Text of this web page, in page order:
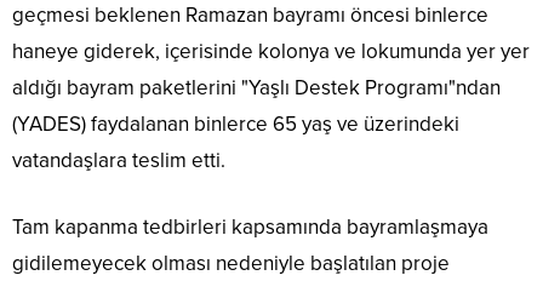
geçmesi beklenen Ramazan bayramı öncesi binlerce
haneye giderek, içerisinde kolonya ve lokumunda yer yer
aldığı bayram paketlerini "Yaşlı Destek Programı"ndan
(YADES) faydalanan binlerce 65 yaş ve üzerindeki
vatandaşlara teslim etti.
Tam kapanma tedbirleri kapsamında bayramlaşmaya
gidilemeyecek olması nedeniyle başlatılan proje